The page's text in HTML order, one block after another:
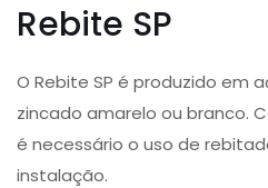
Rebite SP
O Rebite SP é produzido em
zincado amarelo ou branco.
é necessário o uso de
instalação.